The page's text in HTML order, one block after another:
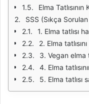
Elma
SSS (Sıkça
1. Elma tatlısı
2. Elma
3. Vegan elma
4. Elma
5. Elma tatlısı